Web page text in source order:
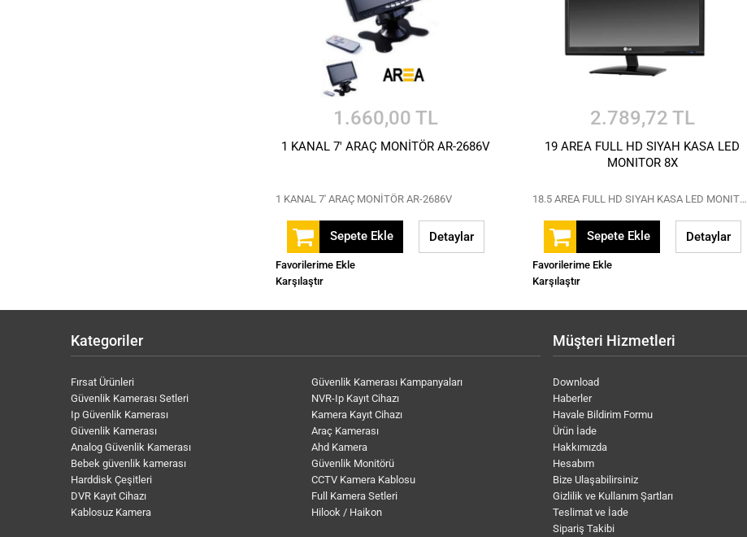
1.660,00 TL
1 KANAL 7' ARAÇ MONİTÖR AR-2686V
1 KANAL 7' ARAÇ MONİTÖR AR-2686V
Sepete Ekle Detaylar
Favorilerime Ekle
Karşılaştır
2.789,72 TL
19 AREA FULL HD SIYAH KASA LED
MONITOR 8X
18.5 AREA FULL HD SIYAH KASA LED MONITOR 8X
Sepete Ekle Detaylar
Favorilerime Ekle
Karşılaştır
Kategoriler
Fırsat Ürünleri
Güvenlik Kamerası Kampanyaları
Güvenlik Kamerası Setleri
NVR-Ip Kayıt Cihazı
Ip Güvenlik Kamerası
Kamera Kayıt Cihazı
Güvenlik Kamerası
Araç Kamerası
Analog Güvenlik Kamerası
Ahd Kamera
Bebek güvenlik kamerası
Güvenlik Monitörü
Harddisk Çeşitleri
CCTV Kamera Kablosu
DVR Kayıt Cihazı
Full Kamera Setleri
Kablosuz Kamera
Hilook / Haikon
Müşteri Hizmetleri
Download
Haberler
Havale Bildirim Formu
Ürün İade
Hakkımızda
Hesabım
Bize Ulaşabilirsiniz
Gizlilik ve Kullanım Şartları
Teslimat ve İade
Sipariş Takibi